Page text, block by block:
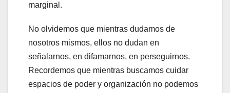
marginal.
No olvidemos que mientras dudamos de
nosotros mismos, ellos no dudan en
señalarnos, en difamarnos, en perseguirnos.
Recordemos que mientras buscamos cuidar
espacios de poder y organización no podemos